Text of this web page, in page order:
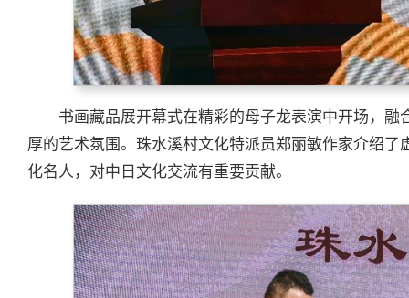
书画藏品展开幕式在精彩的母子龙表演中开场，
厚的艺术氛围。珠水溪村文化特派员郑丽敏作家介绍
化名人，对中日文化交流有重要贡献。